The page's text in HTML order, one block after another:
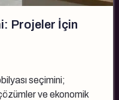
Projeler İçin
seçimini;
ve ekonomik